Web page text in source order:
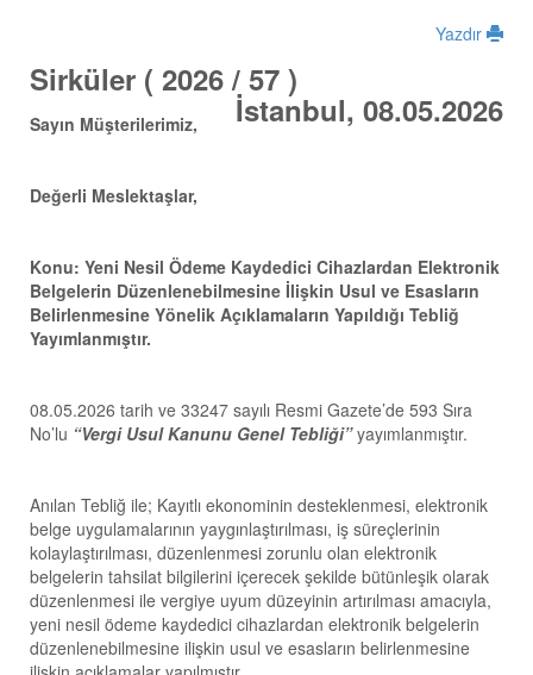
Yazdır
Sirküler ( 2026 / 57 )
İstanbul, 08.05.2026
Sayın Müşterilerimiz,
Değerli Meslektaşlar,
Konu: Yeni Nesil Ödeme Kaydedici Cihazlardan Elektronik
Belgelerin Düzenlenebilmesine İlişkin Usul ve Esasların
Belirlenmesine Yönelik Açıklamaların Yapıldığı Tebliğ
Yayımlanmıştır.
08.05.2026 tarih ve 33247 sayılı Resmi Gazete’de 593 Sıra
No’lu “Vergi Usul Kanunu Genel Tebliği”yayımlanmıştır.
Anılan Tebliğ ile; Kayıtlı ekonominin desteklenmesi, elektronik
belge uygulamalarının yaygınlaştırılması, iş süreçlerinin
kolaylaştırılması, düzenlenmesi zorunlu olan elektronik
belgelerin tahsilat bilgilerini içerecek şekilde bütünleşik olarak
düzenlenmesi ile vergiye uyum düzeyinin artırılması amacıyla,
yeni nesil ödeme kaydedici cihazlardan elektronik belgelerin
düzenlenebilmesine ilişkin usul ve esasların belirlenmesine